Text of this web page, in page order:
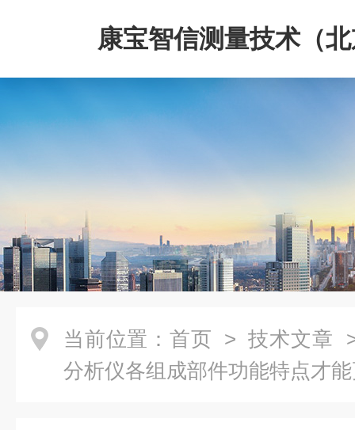
康宝智信测量技术（
限公司
当前位置： 首页 > 技术文章
分析仪各组成部件功能特点才